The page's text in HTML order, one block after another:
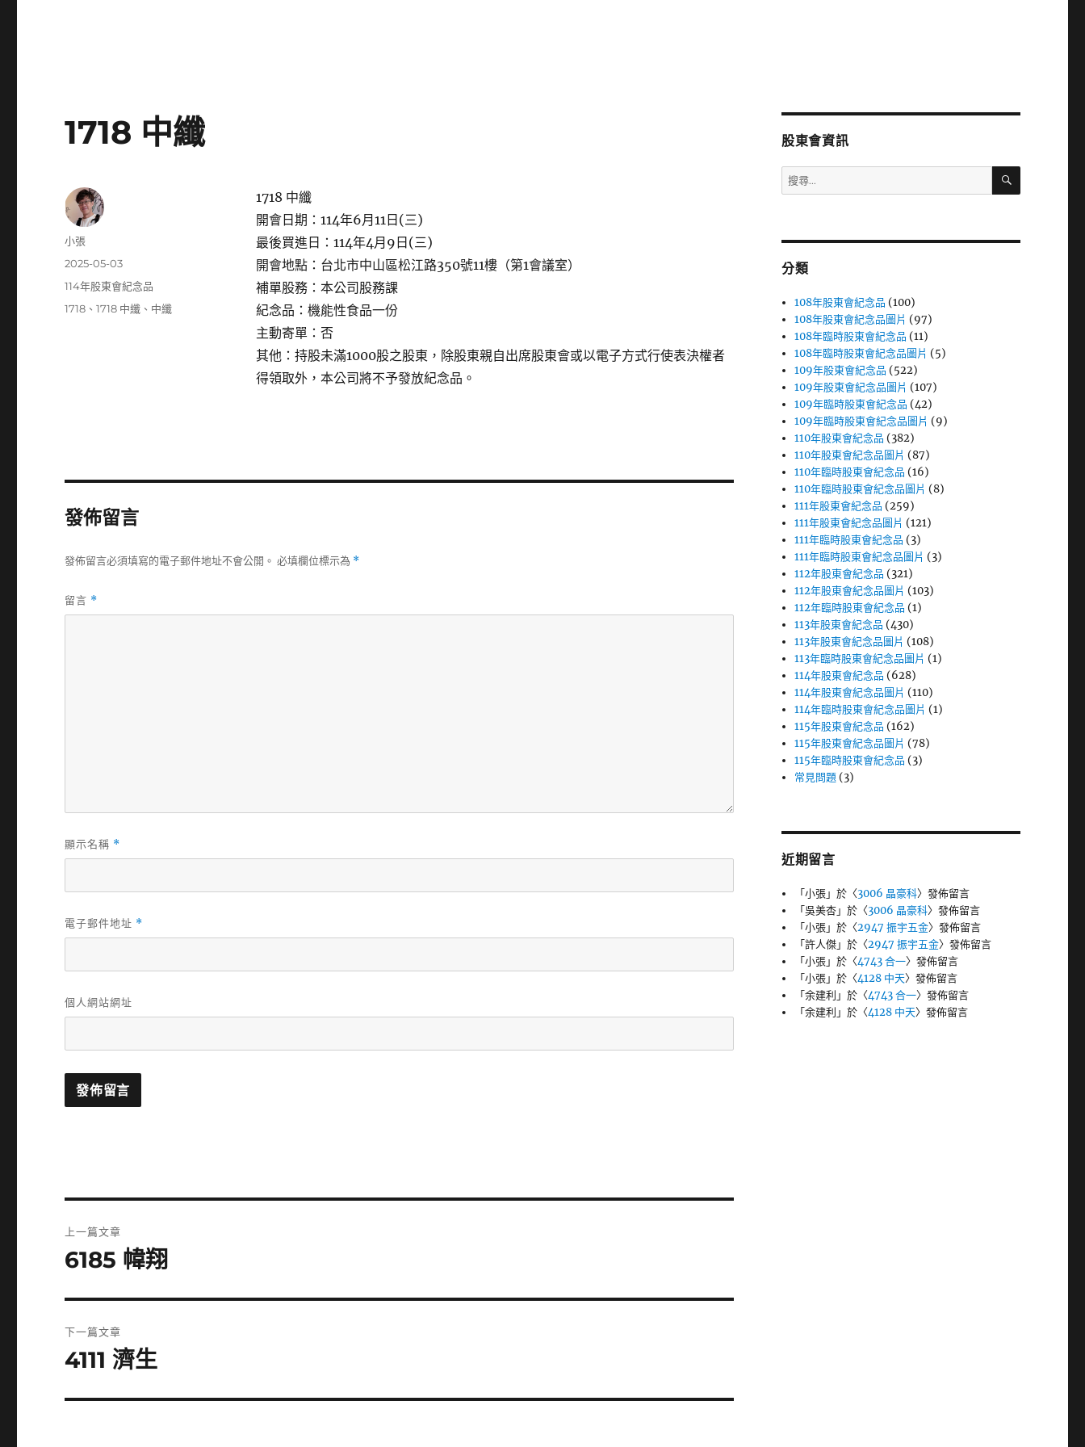
1718 中纖
1718 中纖
開會日期：114年6月11日(三)
最後買進日：114年4月9日(三)
開會地點：台北市中山區松江路350號11樓（第1會議室）
補單股務：本公司股務課
紀念品：機能性食品一份
主動寄單：否
其他：持股未滿1000股之股東，除股東親自出席股東會或以電子方式行使表決權者
得領取外，本公司將不予發放紀念品。
作
小張
發
期:
2025-05-03
分
114年股東會紀念品
標
1718 、1718 中纖 、 中纖
發佈留言
發佈留言必須填寫的電子郵件地址不會公開。 必填欄位標示為 *
留言 *
顯示名稱 *
電子郵件地址 *
個人網站網址
章
上一篇文章
上
篇
文
6185 幃翔
下一篇文章
下
篇
4111 濟生
股東會資訊
搜
尋
字:
搜
分類
108年股東會紀念品 (100)
108年股東會紀念品圖片 (97)
108年臨時股東會紀念品 (11)
108年臨時股東會紀念品圖片 (5)
109年股東會紀念品 (522)
109年股東會紀念品圖片 (107)
109年臨時股東會紀念品 (42)
109年臨時股東會紀念品圖片 (9)
110年股東會紀念品 (382)
110年股東會紀念品圖片 (87)
110年臨時股東會紀念品 (16)
110年臨時股東會紀念品圖片 (8)
111年股東會紀念品 (259)
111年股東會紀念品圖片 (121)
111年臨時股東會紀念品 (3)
111年臨時股東會紀念品圖片 (3)
112年股東會紀念品 (321)
112年股東會紀念品圖片 (103)
112年臨時股東會紀念品 (1)
113年股東會紀念品 (430)
113年股東會紀念品圖片 (108)
113年臨時股東會紀念品圖片 (1)
114年股東會紀念品 (628)
114年股東會紀念品圖片 (110)
114年臨時股東會紀念品圖片 (1)
115年股東會紀念品 (162)
115年股東會紀念品圖片 (78)
115年臨時股東會紀念品 (3)
常見問題 (3)
近期留言
「小張」於〈3006 晶豪科〉發佈留言
「吳美杏」於〈3006 晶豪科〉發佈留言
「小張」於〈2947 振宇五金〉發佈留言
「許人傑」於〈2947 振宇五金〉發佈留言
「小張」於〈4743 合一〉發佈留言
「小張」於〈4128 中天〉發佈留言
「余建利 」於〈4743 合一〉發佈留言
「余建利 」於〈4128 中天〉發佈留言